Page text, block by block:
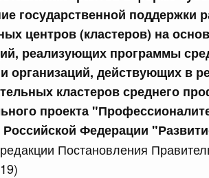
государственной поддержки
центров (кластеров) на
реализующих программы
организаций, действующих в
кластеров среднего
проекта
Российской Федерации
Постановления
июля, вторник
Федерации от 21.07.2026 г. №
Российской Федерации от 27
Федерации от 21.07.2026 г. №
Российской Федерации от 25